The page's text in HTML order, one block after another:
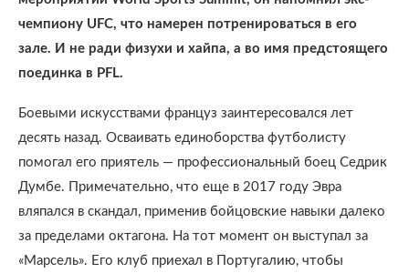
чемпиону UFC, что намерен потренироваться в его
зале. И не ради физухи и хайпа, а во имя предстоящего
поединка в PFL.
Боевыми искусствами француз заинтересовался лет
десять назад. Осваивать единоборства футболисту
помогал его приятель — профессиональный боец Седрик
Думбе. Примечательно, что еще в 2017 году Эвра
вляпался в скандал, применив бойцовские навыки далеко
за пределами октагона. На тот момент он выступал за
«Марсель». Его клуб приехал в Португалию, чтобы